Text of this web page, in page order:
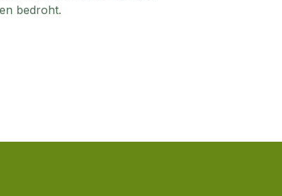
bedroht.